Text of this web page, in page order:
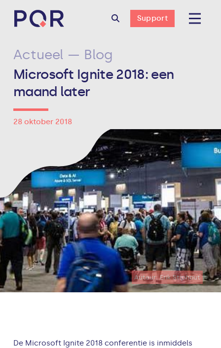
Support
Actueel — Blog
Microsoft Ignite 2018: een
maand later
28 oktober 2018
Auteur: Erik Stiphout
De Microsoft Ignite 2018 conferentie is inmiddels